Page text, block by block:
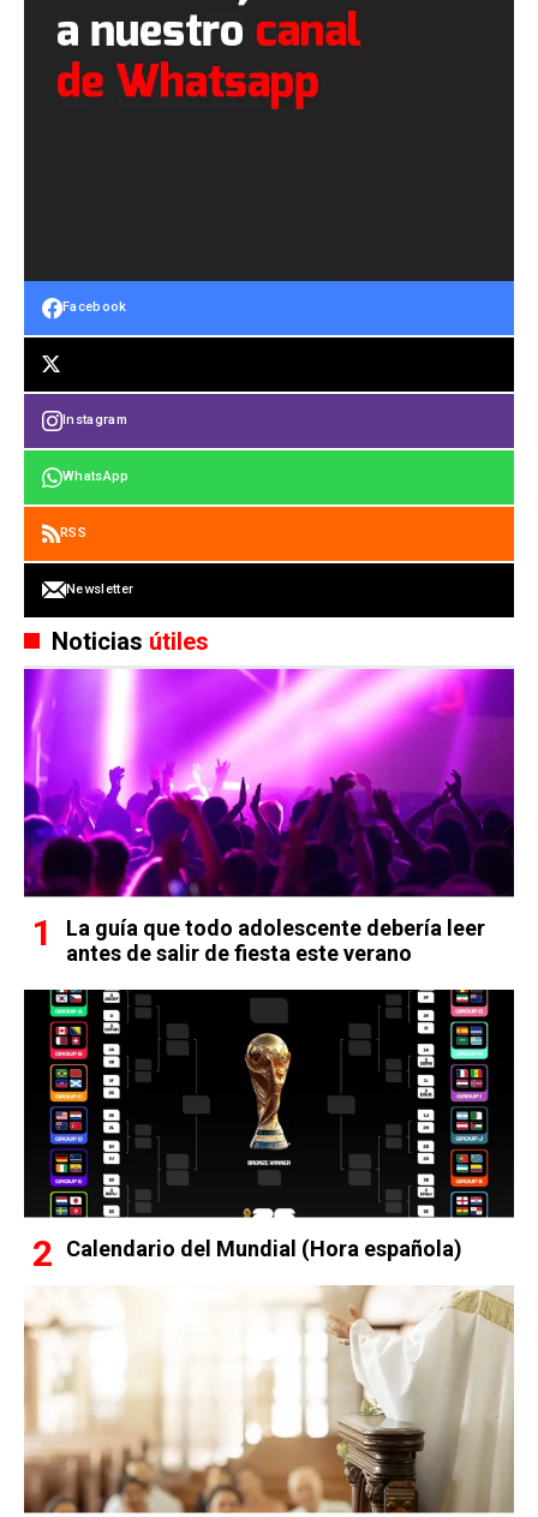
Facebook
Instagram
WhatsApp
RSS
Newsletter
Noticias útiles
La guía que todo adolescente debería leer
antes de salir de fiesta este verano
Calendario del Mundial (Hora española)